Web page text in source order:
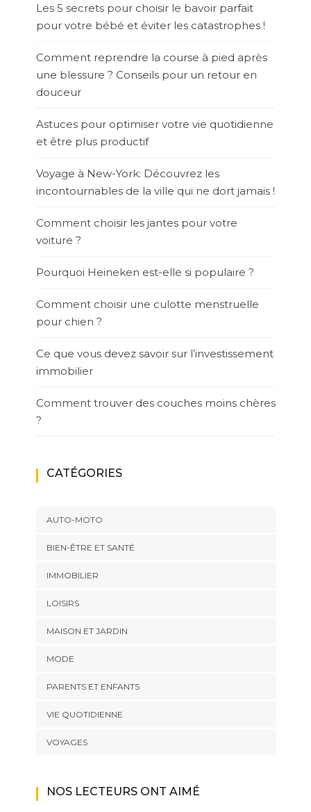
Les 5 secrets pour choisir le bavoir parfait
pour votre bébé et éviter les catastrophes !
Comment reprendre la course à pied après
une blessure ? Conseils pour un retour en
douceur
Astuces pour optimiser votre vie quotidienne
et être plus productif
Voyage à New-York: Découvrez les
incontournables de la ville qui ne dort jamais !
Comment choisir les jantes pour votre
voiture ?
Pourquoi Heineken est-elle si populaire ?
Comment choisir une culotte menstruelle
pour chien ?
Ce que vous devez savoir sur l’investissement
immobilier
Comment trouver des couches moins chères
?
CATÉGORIES
AUTO-MOTO
BIEN-ÊTRE ET SANTÉ
IMMOBILIER
LOISIRS
MAISON ET JARDIN
MODE
PARENTS ET ENFANTS
VIE QUOTIDIENNE
VOYAGES
NOS LECTEURS ONT AIMÉ